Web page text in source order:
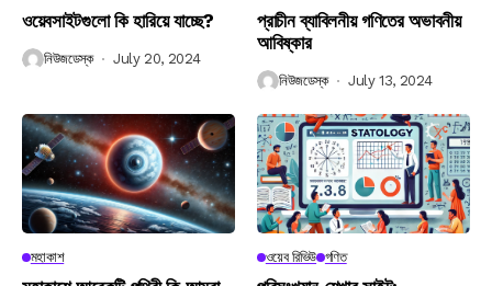
ওয়েবসাইটগুলো কি হারিয়ে যাচ্ছে?
নিউজডেস্ক July 20, 2024
প্রাচীন ব্যাবিলনীয় গণিতের অভাবনীয়
আবিষ্কার
নিউজডেস্ক July 13, 2024
মহাকাশ ওয়েব রিভিউ গণিত